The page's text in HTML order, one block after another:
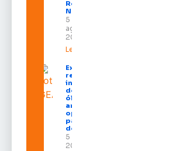
Região
Norte
5 de
agosto de
2026
Leia mais »
Expofeira 2026
reúne grandes
investidores
do setor de
óleo e gás e
amplia
oportunidades
para empresas
do Amapá
5 de agosto de
2026